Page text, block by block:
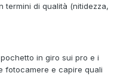
termini di qualità (nitidezza,
in giro sui pro e i
fotocamere e capire quali